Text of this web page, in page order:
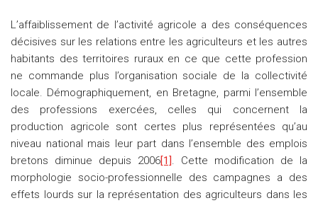
L’affaiblissement de l’activité agricole a des conséquences
décisives sur les relations entre les agriculteurs et les autres
habitants des territoires ruraux en ce que cette profession
ne commande plus l’organisation sociale de la collectivité
locale. Démographiquement, en Bretagne, parmi l’ensemble
des professions exercées, celles qui concernent la
production agricole sont certes plus représentées qu’au
niveau national mais leur part dans l’ensemble des emplois
bretons diminue depuis 2006[1]. Cette modification de la
morphologie socio-professionnelle des campagnes a des
effets lourds sur la représentation des agriculteurs dans les